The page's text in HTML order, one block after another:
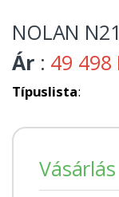
NOLAN
Ár : 49 498
Típuslista:
Vásárlás